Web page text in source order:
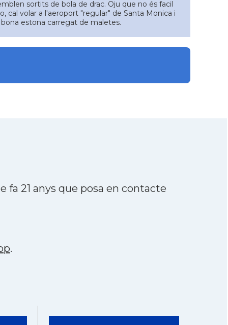
sortits de bola de drac. Oju que no és facil
cal volar a l'aeroport "regular" de Santa Monica i
estona carregat de maletes.
fa 21 anys que posa en contacte
.